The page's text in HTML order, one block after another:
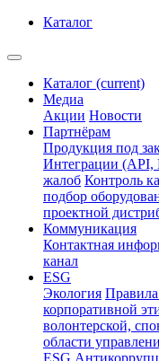
Каталог
Каталог (current)
Медиа
Акции Новости
Партнёрам
Продукция под
Интеграции
жалоб Контроль
подбор
проектной
Коммуникация
Контактная
канал
ESG
Экология
корпоративной
волонтерской,
области
ESG